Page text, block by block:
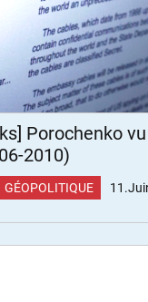
Porochenko
2010)
GÉOPOLITIQUE